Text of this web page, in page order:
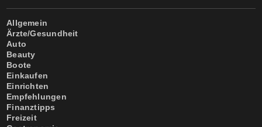
Allgemein
Ärzte/Gesundheit
Auto
Beauty
Boote
Einkaufen
Einrichten
Empfehlungen
Finanztipps
Freizeit